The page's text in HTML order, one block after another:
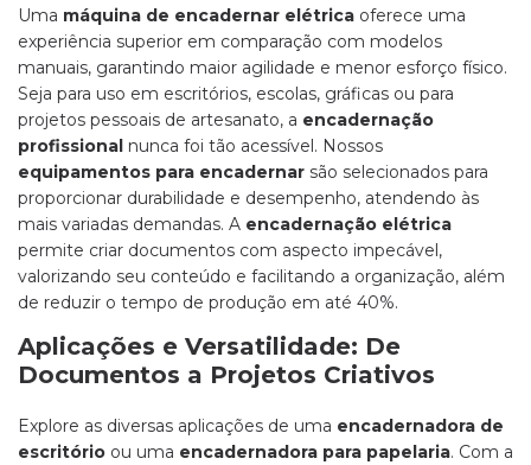
Uma máquina de encadernar elétrica oferece uma
experiência superior em comparação com modelos
manuais, garantindo maior agilidade e menor esforço físico.
Seja para uso em escritórios, escolas, gráficas ou para
projetos pessoais de artesanato, a encadernação
profissional nunca foi tão acessível. Nossos
equipamentos para encadernar são selecionados para
proporcionar durabilidade e desempenho, atendendo às
mais variadas demandas. A encadernação elétrica
permite criar documentos com aspecto impecável,
valorizando seu conteúdo e facilitando a organização, além
de reduzir o tempo de produção em até 40%.
Aplicações e Versatilidade: De
Documentos a Projetos Criativos
Explore as diversas aplicações de uma encadernadora de
escritório ou uma encadernadora para papelaria. Com a